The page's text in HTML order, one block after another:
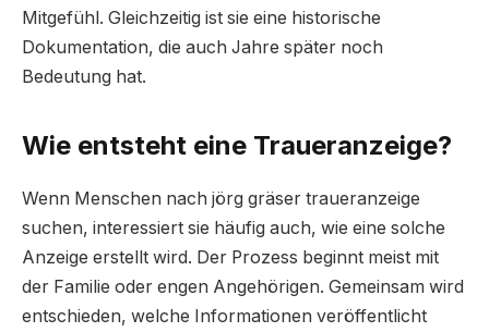
Mitgefühl. Gleichzeitig ist sie eine historische
Dokumentation, die auch Jahre später noch
Bedeutung hat.
Wie entsteht eine Traueranzeige?
Wenn Menschen nach jörg gräser traueranzeige
suchen, interessiert sie häufig auch, wie eine solche
Anzeige erstellt wird. Der Prozess beginnt meist mit
der Familie oder engen Angehörigen. Gemeinsam wird
entschieden, welche Informationen veröffentlicht